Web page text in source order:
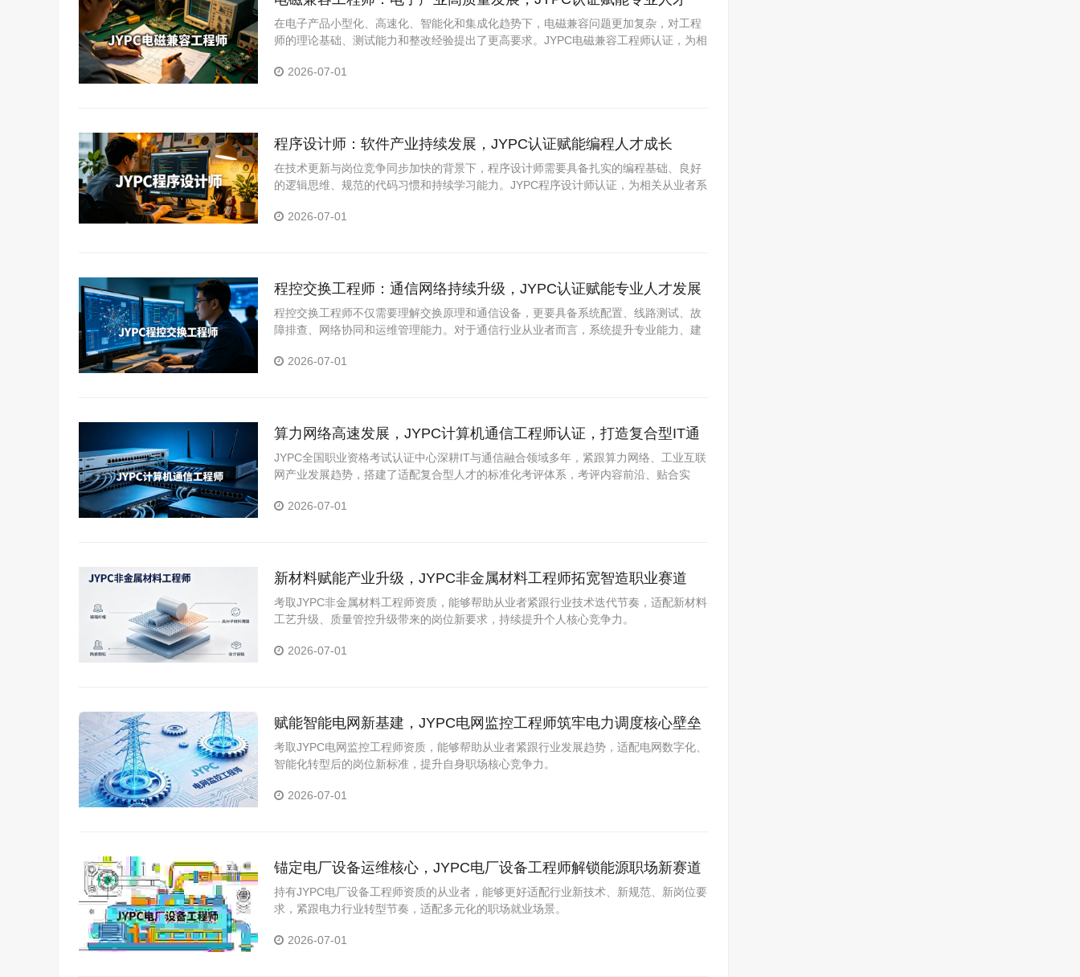
在电子产品小型化、高速化、智能化和集成化趋势下，电磁兼容问题更加复杂，对工程
师的理论基础、测试能力和整改经验提出了更高要求。JYPC电磁兼容工程师认证，为相
2026-07-01
程序设计师：软件产业持续发展，JYPC认证赋能编程人才成长
在技术更新与岗位竞争同步加快的背景下，程序设计师需要具备扎实的编程基础、良好
的逻辑思维、规范的代码习惯和持续学习能力。JYPC程序设计师认证，为相关从业者系
2026-07-01
程控交换工程师：通信网络持续升级，JYPC认证赋能专业人才发展
程控交换工程师不仅需要理解交换原理和通信设备，更要具备系统配置、线路测试、故
障排查、网络协同和运维管理能力。对于通信行业从业者而言，系统提升专业能力、建
提升岗位竞争力提供了积极支持。
2026-07-01
算力网络高速发展，JYPC计算机通信工程师认证，打造复合型IT通
信技术能力
JYPC全国职业资格考试认证中心深耕IT与通信融合领域多年，紧跟算力网络、工业互联
网产业发展趋势，搭建了适配复合型人才的标准化考评体系，考评内容前沿、贴合实
2026-07-01
新材料赋能产业升级，JYPC非金属材料工程师拓宽智造职业赛道
考取JYPC非金属材料工程师资质，能够帮助从业者紧跟行业技术迭代节奏，适配新材料
工艺升级、质量管控升级带来的岗位新要求，持续提升个人核心竞争力。
2026-07-01
赋能智能电网新基建，JYPC电网监控工程师筑牢电力调度核心壁垒
考取JYPC电网监控工程师资质，能够帮助从业者紧跟行业发展趋势，适配电网数字化、
智能化转型后的岗位新标准，提升自身职场核心竞争力。
2026-07-01
锚定电厂设备运维核心，JYPC电厂设备工程师解锁能源职场新赛道
持有JYPC电厂设备工程师资质的从业者，能够更好适配行业新技术、新规范、新岗位要
求，紧跟电力行业转型节奏，适配多元化的职场就业场景。
2026-07-01